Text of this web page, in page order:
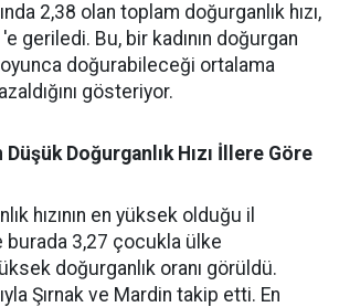
2,38 olan toplam doğurganlık hızı,
geriledi. Bu, bir kadının doğurgan
doğurabileceği ortalama
gösteriyor.
Düşük Doğurganlık Hızı İllere Göre
hızının en yüksek olduğu il
burada 3,27 çocukla ülke
doğurganlık oranı görüldü.
Şırnak ve Mardin takip etti. En